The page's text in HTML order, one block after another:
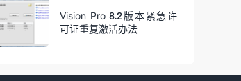
Vision Pro 8.2版本紧急许
可证重复激活办法